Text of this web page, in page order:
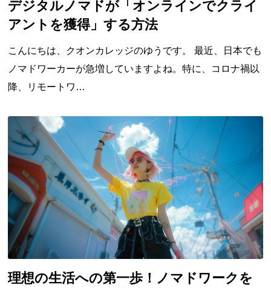
ブログ
FAQ
デジタルノマドが「オンラインでクライ
アントを獲得」する方法
こんにちは、クオンカレッジのゆうです。 最近、日本でも
ノマドワーカーが急増していますよね。特に、コロナ禍以
降、リモートワ…
理想の生活への第一歩！ノマドワークを